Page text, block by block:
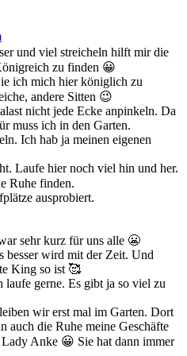
und viel streicheln hilft mir die
zu finden 😀
ich mich hier königlich zu
andere Sitten 😉
nicht jede Ecke anpinkeln. Da
muss ich in den Garten.
Ich hab ja meinen eigenen
Laufe hier noch viel hin und her.
Ruhe finden.
ausprobiert.
sehr kurz für uns alle 😬
besser wird mit der Zeit. Und
King so ist 🥰
laufe gerne. Es gibt ja so viel zu
wir erst mal im Garten. Dort
auch die Ruhe meine Geschäfte
Anke 😀 Sie hat dann immer